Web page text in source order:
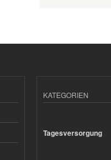
KATEGORIEN
Tagesversorgung